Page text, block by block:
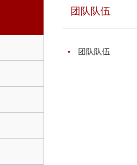
团队队伍
团队队伍